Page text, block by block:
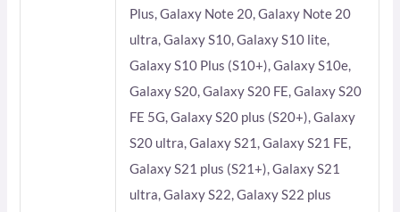
Plus, Galaxy Note 20, Galaxy Note 20
ultra, Galaxy S10, Galaxy S10 lite,
Galaxy S10 Plus (S10+), Galaxy S10e,
Galaxy S20, Galaxy S20 FE, Galaxy S20
FE 5G, Galaxy S20 plus (S20+), Galaxy
S20 ultra, Galaxy S21, Galaxy S21 FE,
Galaxy S21 plus (S21+), Galaxy S21
ultra, Galaxy S22, Galaxy S22 plus